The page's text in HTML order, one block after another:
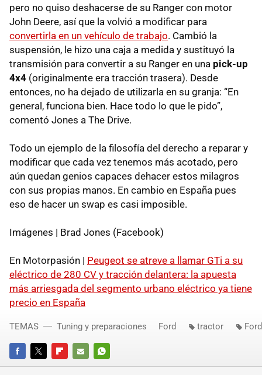
pero no quiso deshacerse de su Ranger con motor
John Deere, así que la volvió a modificar para
convertirla en un vehículo de trabajo. Cambió la
suspensión, le hizo una caja a medida y sustituyó la
transmisión para convertir a su Ranger en una pick-up
4x4 (originalmente era tracción trasera). Desde
entonces, no ha dejado de utilizarla en su granja: “En
general, funciona bien. Hace todo lo que le pido”,
comentó Jones a The Drive.
Todo un ejemplo de la filosofía del derecho a reparar y
modificar que cada vez tenemos más acotado, pero
aún quedan genios capaces dehacer estos milagros
con sus propias manos. En cambio en España pues
eso de hacer un swap es casi imposible.
Imágenes | Brad Jones (Facebook)
En Motorpasión | Peugeot se atreve a llamar GTi a su
eléctrico de 280 CV y tracción delantera: la apuesta
más arriesgada del segmento urbano eléctrico ya tiene
precio en España
FACEBOOKTWITTERFLIPBOARD
E-
WHATSAPP
TEMAS Tuning y preparaciones Ford tractor